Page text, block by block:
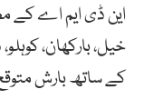
این ڈی ایم اے کے
خیل، بارکھان،
کے ساتھ بارش